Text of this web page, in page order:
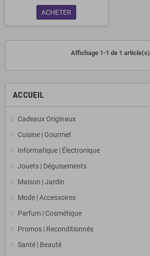
ACCUEIL
Cadeaux Originaux
Cuisine | Gourmet
Informatique | Électronique
Jouets | Déguisements
Maison | Jardin
Mode | Accessoires
Parfum | Cosmétique
Promos | Reconditionnés
Santé | Beauté
ACHETER
Affichage 1-1 de 1 article(s)